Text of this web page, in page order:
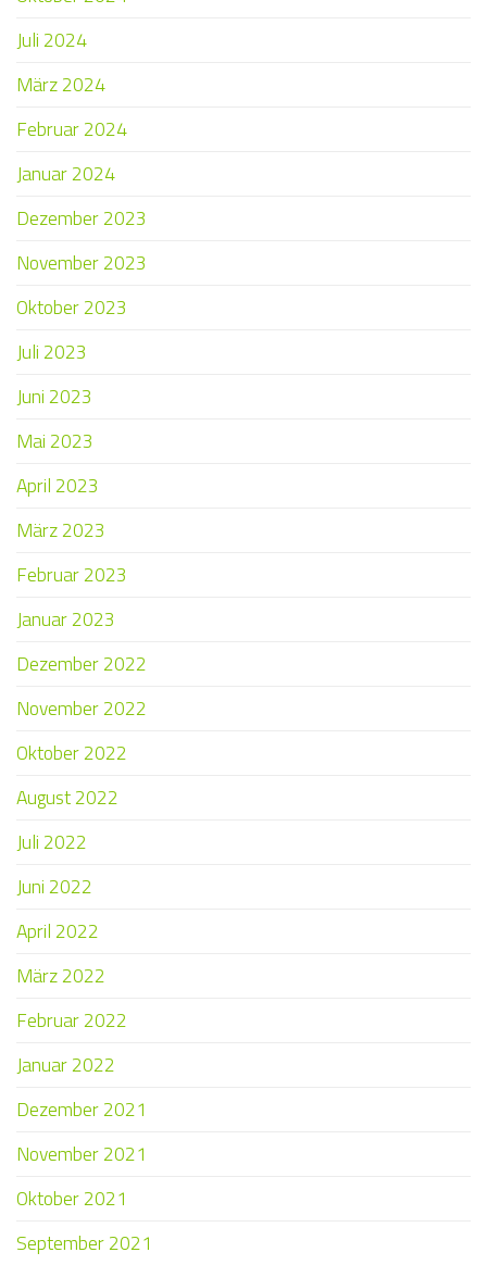
Juli 2024
März 2024
Februar 2024
Januar 2024
Dezember 2023
November 2023
Oktober 2023
Juli 2023
Juni 2023
Mai 2023
April 2023
März 2023
Februar 2023
Januar 2023
Dezember 2022
November 2022
Oktober 2022
August 2022
Juli 2022
Juni 2022
April 2022
März 2022
Februar 2022
Januar 2022
Dezember 2021
November 2021
Oktober 2021
September 2021